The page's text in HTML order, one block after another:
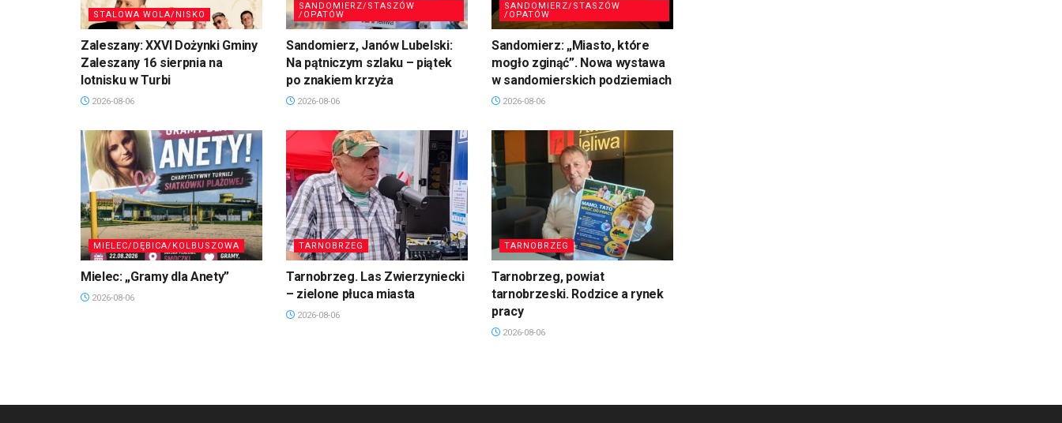
STALOWA WOLA/NISKO
Zaleszany: XXVI Dożynki Gminy
Zaleszany 16 sierpnia na
lotnisku w Turbi
2026-08-06
SANDOMIERZ/STASZÓW
/OPATÓW
Sandomierz, Janów Lubelski:
Na pątniczym szlaku – piątek
po znakiem krzyża
2026-08-06
SANDOMIERZ/STASZÓW
/OPATÓW
Sandomierz: „Miasto, które
mogło zginąć”. Nowa wystawa
w sandomierskich podziemiach
2026-08-06
MIELEC/DĘBICA/KOLBUSZOWA
Mielec: „Gramy dla Anety”
2026-08-06
TARNOBRZEG
Tarnobrzeg. Las Zwierzyniecki
– zielone płuca miasta
2026-08-06
TARNOBRZEG
Tarnobrzeg, powiat
tarnobrzeski. Rodzice a rynek
pracy
2026-08-06